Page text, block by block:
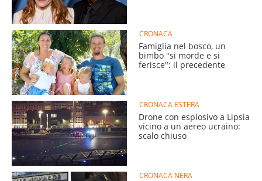
CRONACA
Famiglia nel bosco, un
bimbo "si morde e si
ferisce": il precedente
CRONACA ESTERA
Drone con esplosivo a Lipsia
vicino a un aereo ucraino:
scalo chiuso
CRONACA NERA